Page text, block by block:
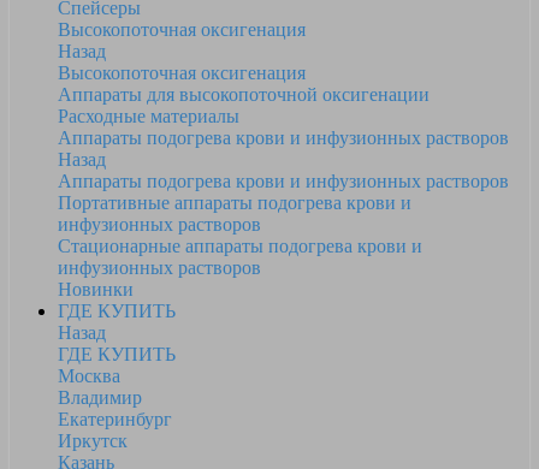
Спейсеры
Высокопоточная оксигенация
Назад
Высокопоточная оксигенация
Аппараты для высокопоточной оксигенации
Расходные материалы
Аппараты подогрева крови и инфузионных растворов
Назад
Аппараты подогрева крови и инфузионных растворов
Портативные аппараты подогрева крови и
инфузионных растворов
Стационарные аппараты подогрева крови и
инфузионных растворов
Новинки
ГДЕ КУПИТЬ
Назад
ГДЕ КУПИТЬ
Москва
Владимир
Екатеринбург
Иркутск
Казань